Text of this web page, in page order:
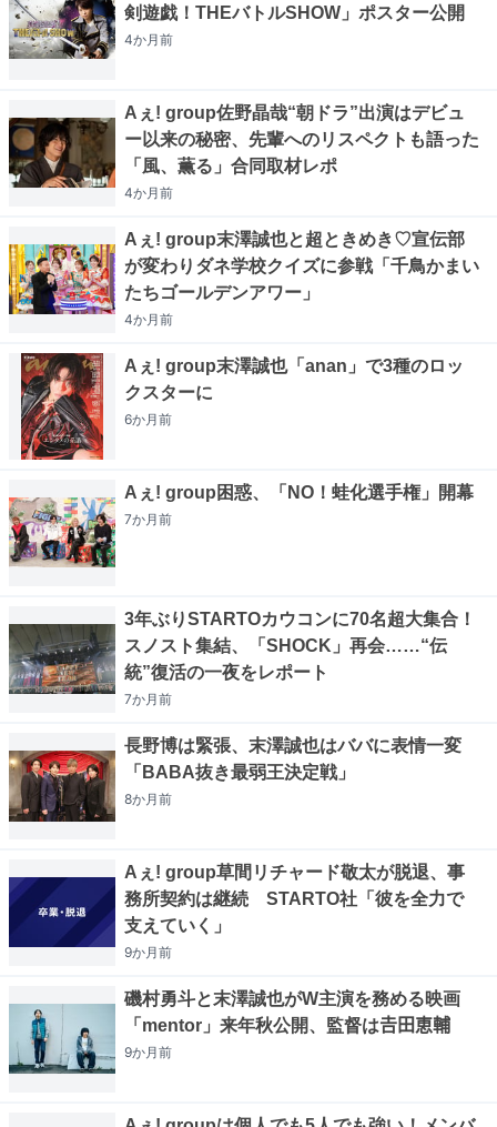
剣遊戯！THEバトルSHOW」ポスター公開
4か月前
Aぇ! group佐野晶哉“朝ドラ”出演はデビュ
ー以来の秘密、先輩へのリスペクトも語った
「風、薫る」合同取材レポ
4か月前
Aぇ! group末澤誠也と超ときめき♡宣伝部
が変わりダネ学校クイズに参戦「千鳥かまい
たちゴールデンアワー」
4か月前
Aぇ! group末澤誠也「anan」で3種のロッ
クスターに
6か月前
Aぇ! group困惑、「NO！蛙化選手権」開幕
7か月前
3年ぶりSTARTOカウコンに70名超大集合！
スノスト集結、「SHOCK」再会……“伝
統”復活の一夜をレポート
7か月前
長野博は緊張、末澤誠也はババに表情一変
「BABA抜き最弱王決定戦」
8か月前
Aぇ! group草間リチャード敬太が脱退、事
務所契約は継続 STARTO社「彼を全力で
支えていく」
9か月前
磯村勇斗と末澤誠也がW主演を務める映画
「mentor」来年秋公開、監督は𠮷田恵輔
9か月前